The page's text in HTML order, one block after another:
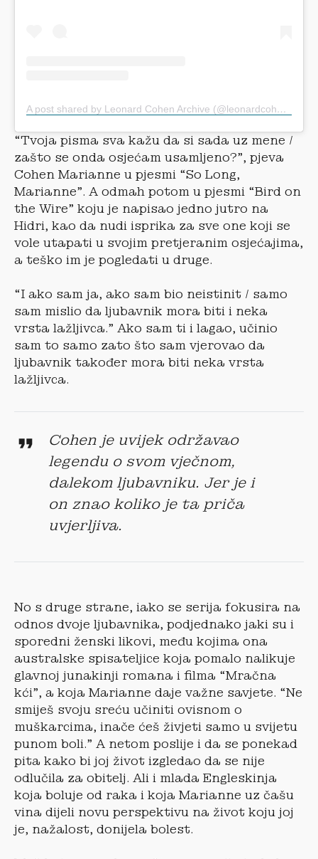
A post shared by Leonard Cohen Archive (@leonardcohenarchive)
“Tvoja pisma sva kažu da si sada uz mene /
zašto se onda osjećam usamljeno?”, pjeva
Cohen Marianne u pjesmi “So Long,
Marianne”. A odmah potom u pjesmi “Bird on
the Wire” koju je napisao jedno jutro na
Hidri, kao da nudi isprika za sve one koji se
vole utapati u svojim pretjeranim osjećajima,
a teško im je pogledati u druge.
“I ako sam ja, ako sam bio neistinit / samo
sam mislio da ljubavnik mora biti i neka
vrsta lažljivca.” Ako sam ti i lagao, učinio
sam to samo zato što sam vjerovao da
ljubavnik također mora biti neka vrsta
lažljivca.
Cohen je uvijek održavao
legendu o svom vječnom,
dalekom ljubavniku. Jer je i
on znao koliko je ta priča
uvjerljiva.
No s druge strane, iako se serija fokusira na
odnos dvoje ljubavnika, podjednako jaki su i
sporedni ženski likovi, među kojima ona
australske spisateljice koja pomalo nalikuje
glavnoj junakinji romana i filma “Mračna
kći”, a koja Marianne daje važne savjete. “Ne
smiješ svoju sreću učiniti ovisnom o
muškarcima, inače ćeš živjeti samo u svijetu
punom boli.” A netom poslije i da se ponekad
pita kako bi joj život izgledao da se nije
odlučila za obitelj. Ali i mlada Engleskinja
koja boluje od raka i koja Marianne uz čašu
vina dijeli novu perspektivu na život koju joj
je, nažalost, donijela bolest.